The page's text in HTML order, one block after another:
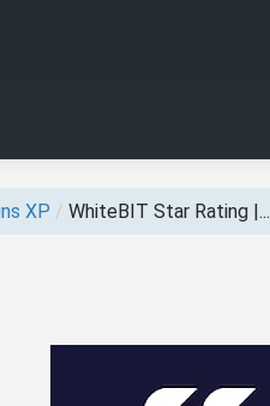
XP / WhiteBIT Star Rating |...